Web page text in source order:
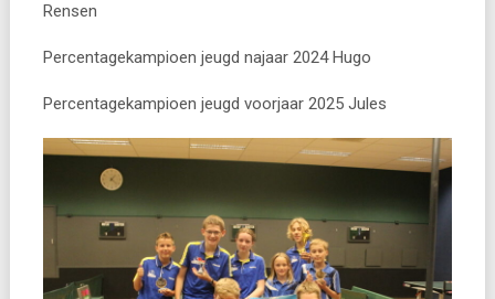
Rensen
Percentagekampioen jeugd najaar 2024 Hugo
Percentagekampioen jeugd voorjaar 2025 Jules